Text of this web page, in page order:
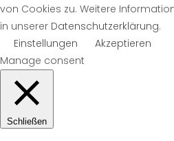
von Cookies zu. Weitere
in unserer Datenschutzerklärung.
Einstellungen
Akzeptieren
Manage consent
Schließen